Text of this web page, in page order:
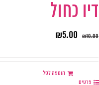
דיו כחול
₪10.00
₪5.00
הוספה לסל
פרטים